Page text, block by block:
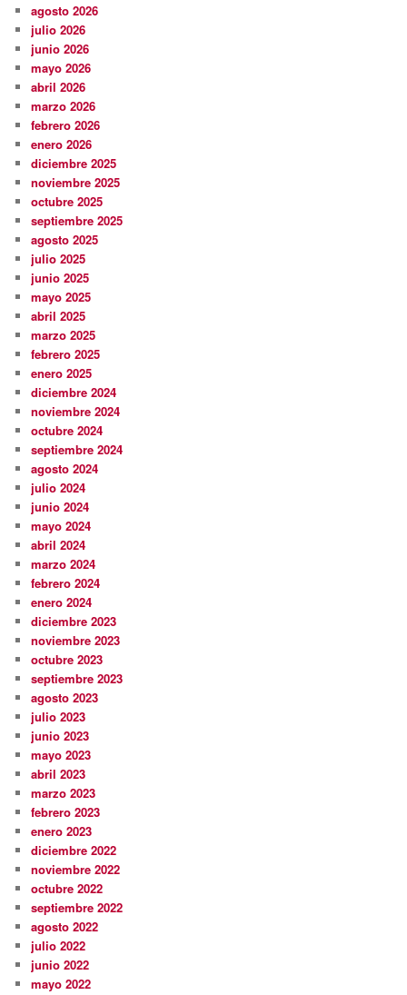
agosto 2026
julio 2026
junio 2026
mayo 2026
abril 2026
marzo 2026
febrero 2026
enero 2026
diciembre 2025
noviembre 2025
octubre 2025
septiembre 2025
agosto 2025
julio 2025
junio 2025
mayo 2025
abril 2025
marzo 2025
febrero 2025
enero 2025
diciembre 2024
noviembre 2024
octubre 2024
septiembre 2024
agosto 2024
julio 2024
junio 2024
mayo 2024
abril 2024
marzo 2024
febrero 2024
enero 2024
diciembre 2023
noviembre 2023
octubre 2023
septiembre 2023
agosto 2023
julio 2023
junio 2023
mayo 2023
abril 2023
marzo 2023
febrero 2023
enero 2023
diciembre 2022
noviembre 2022
octubre 2022
septiembre 2022
agosto 2022
julio 2022
junio 2022
mayo 2022